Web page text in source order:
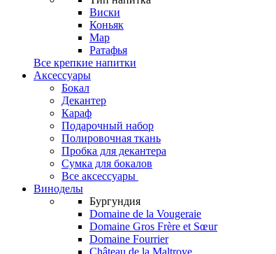
Виски
Коньяк
Мар
Ратафья
Все крепкие напитки
Аксессуары
Бокал
Декантер
Караф
Подарочный набор
Полировочная ткань
Пробка для декантера
Сумка для бокалов
Все аксессуары
Виноделы
Бургундия
Domaine de la Vougeraie
Domaine Gros Frère et Sœur
Domaine Fourrier
Château de la Maltroye